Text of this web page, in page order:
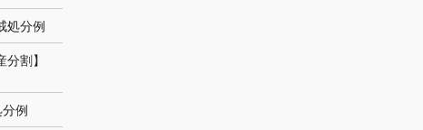
処分例
分割】
例